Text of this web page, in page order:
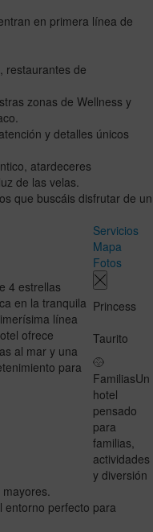
en primera línea de
restaurantes de
zonas de Wellness y
y detalles únicos
atardeceres
de las velas.
que buscáis disfrutar de un
4 estrellas
en la tranquila
línea
ofrece
al mar y una
para
Servicios
Mapa
Fotos
Princess
Taurito
FamiliasUn
hotel
pensado
para
familias,
actividades
y diversión
entorno perfecto para